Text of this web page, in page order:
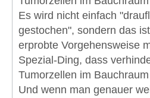
Es wird nicht einfach
gestochen", sondern das
erprobte Vorgehensweise
Spezial-Ding, dass
Tumorzellen im
Und wenn man genauer